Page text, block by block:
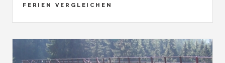
FERIEN VERGLEICHEN